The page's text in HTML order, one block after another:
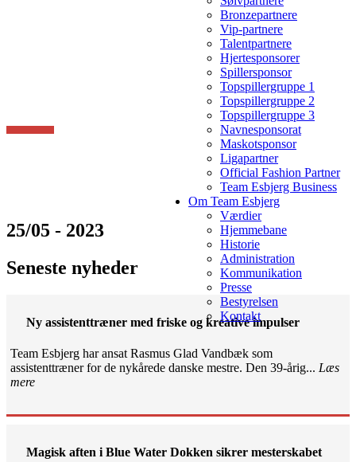
Bronzepartnere
Vip-partnere
Talentpartnere
Hjertesponsorer
Spillersponsor
Topspillergruppe 1
Topspillergruppe 2
Topspillergruppe 3
Navnesponsorat
Maskotsponsor
Ligapartner
Official Fashion Partner
Team Esbjerg Business
Om Team Esbjerg
Værdier
Hjemmebane
Historie
Administration
Kommunikation
Presse
Bestyrelsen
Kontakt
25/05 - 2023
Seneste nyheder
Ny assistenttræner med friske og kreative impulser
Team Esbjerg har ansat Rasmus Glad Vandbæk som
assistenttræner for de nykårede danske mestre. Den 39-årig... Læs
mere
Magisk aften i Blue Water Dokken sikrer mesterskabet